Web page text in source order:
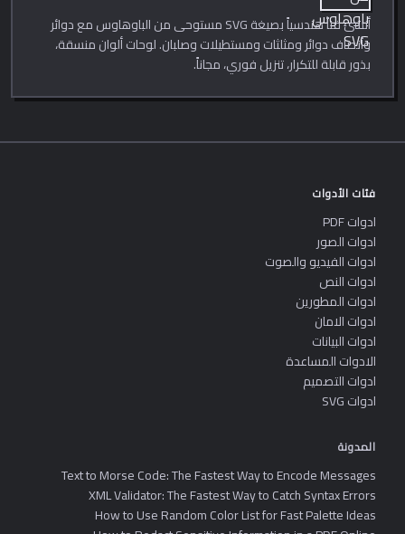
أنشئ فناً هندسياً بصيغة SVG مستوحى من الباوهاوس مع دوائر
وأنصاف دوائر ومثلثات ومستطيلات وصلبان. لوحات ألوان منسقة،
بذور قابلة للتكرار، تنزيل فوري، مجاناً.
فئات الأدوات
ادوات PDF
ادوات الصور
ادوات الفيديو والصوت
ادوات النص
ادوات المطورين
ادوات الامان
ادوات البيانات
الادوات المساعدة
ادوات التصميم
ادوات SVG
المدونة
Text to Morse Code: The Fastest Way to Encode Messages
XML Validator: The Fastest Way to Catch Syntax Errors
How to Use Random Color List for Fast Palette Ideas